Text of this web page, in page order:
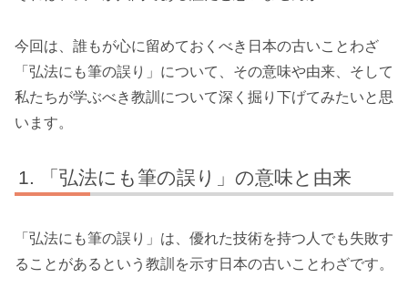
今回は、誰もが心に留めておくべき日本の古いことわざ
「弘法にも筆の誤り」について、その意味や由来、そして
私たちが学ぶべき教訓について深く掘り下げてみたいと思
います。
「弘法にも筆の誤り」の意味と由来
「弘法にも筆の誤り」は、優れた技術を持つ人でも失敗す
ることがあるという教訓を示す日本の古いことわざです。